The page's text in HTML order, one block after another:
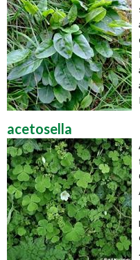
acetosella